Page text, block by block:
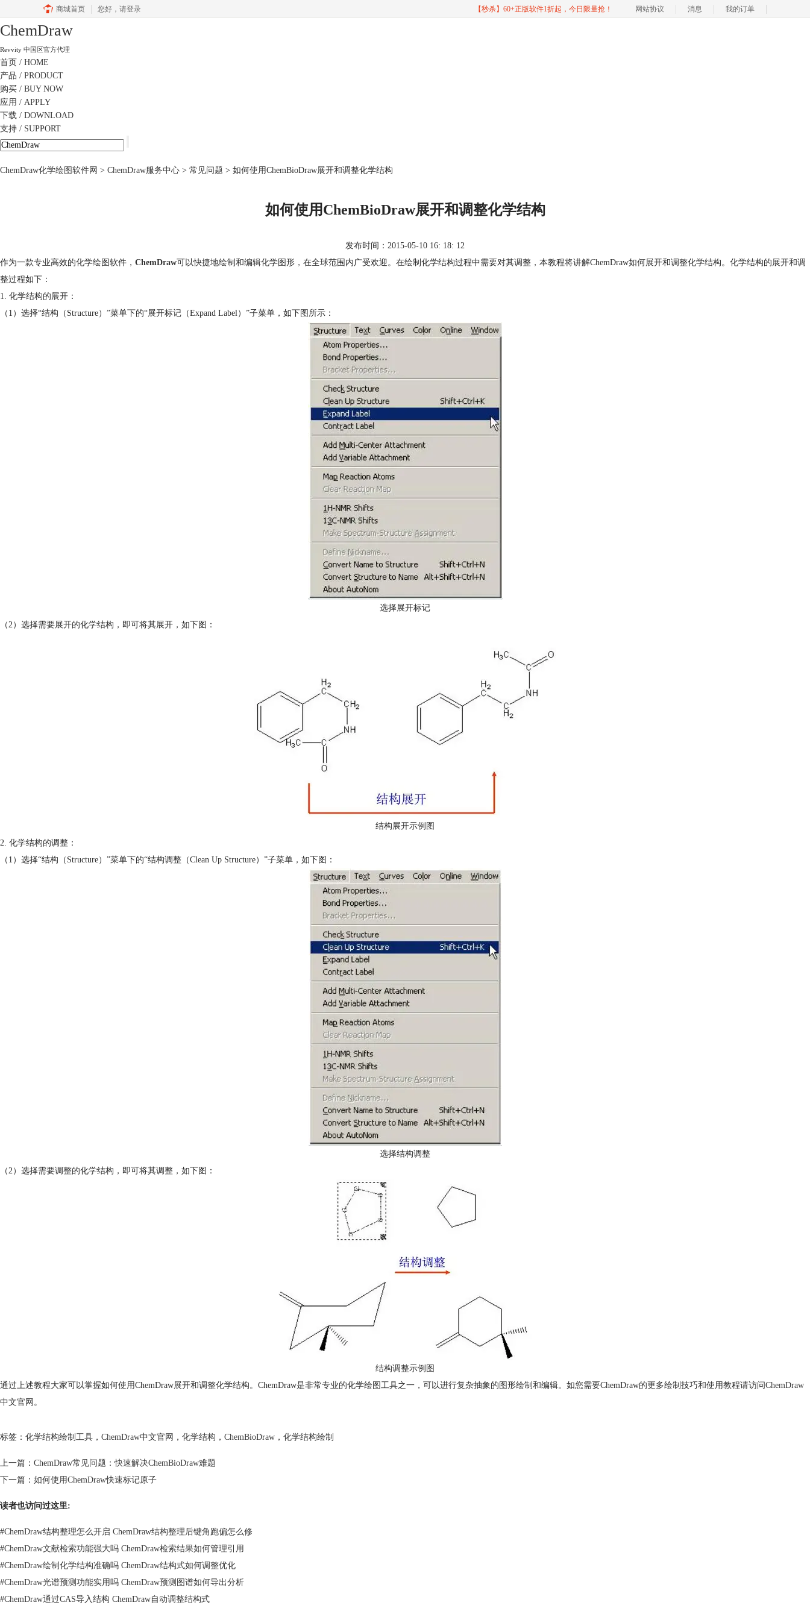
商城首页 您好， 请登录 【秒杀】60+正版软件1折起，今日限量抢！ 网站协议 消息 我的订单
ChemDraw
Revvity 中国区官方代理
首页 / HOME
产品 / PRODUCT
购买 / BUY NOW
应用 / APPLY
下载 / DOWNLOAD
支持 / SUPPORT
ChemDraw化学绘图软件网 > ChemDraw服务中心 > 常见问题 > 如何使用ChemBioDraw展开和调整化学结构
如何使用ChemBioDraw展开和调整化学结构
发布时间：2015-05-10 16: 18: 12
作为一款专业高效的化学绘图软件， ChemDraw可以快捷地绘制和编辑化学图形，在全球范围内广受欢迎。在绘制化学结构过程中需要对其调整，本教程将讲解ChemDraw如何展开和调整化学结构。化学结构的展开和调
整过程如下：
1. 化学结构的展开：
（1）选择“结构（Structure）”菜单下的“展开标记（Expand Label）”子菜单，如下图所示：
选择展开标记
（2）选择需要展开的化学结构，即可将其展开，如下图：
结构展开示例图
2. 化学结构的调整：
（1）选择“结构（Structure）”菜单下的“结构调整（Clean Up Structure）”子菜单，如下图：
选择结构调整
（2）选择需要调整的化学结构，即可将其调整，如下图：
结构调整示例图
通过上述教程大家可以掌握如何使用ChemDraw展开和调整化学结构。ChemDraw是非常专业的化学绘图工具之一，可以进行复杂抽象的图形绘制和编辑。如您需要ChemDraw的更多绘制技巧和使用教程请访问ChemDraw
中文官网 。
标签： 化学结构绘制工具 ， ChemDraw中文官网 ， 化学结构 ， ChemBioDraw ， 化学结构绘制
上一篇： ChemDraw常见问题：快速解决ChemBioDraw难题
下一篇： 如何使用ChemDraw快速标记原子
读者也访问过这里:
#ChemDraw结构整理怎么开启 ChemDraw结构整理后键角跑偏怎么修
#ChemDraw文献检索功能强大吗 ChemDraw检索结果如何管理引用
#ChemDraw绘制化学结构准确吗 ChemDraw结构式如何调整优化
#ChemDraw光谱预测功能实用吗 ChemDraw预测图谱如何导出分析
#ChemDraw通过CAS导入结构 ChemDraw自动调整结构式